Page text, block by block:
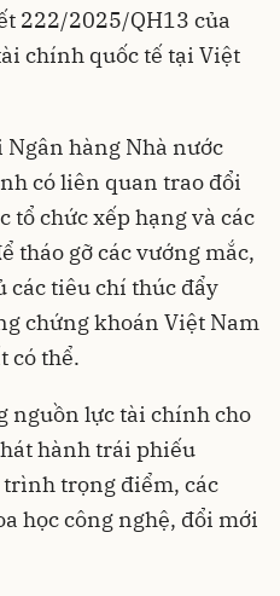
222/2025/QH13 của
chính quốc tế tại Việt
Ngân hàng Nhà nước
có liên quan trao đổi
tổ chức xếp hạng và các
tháo gỡ các vướng mắc,
các tiêu chí thúc đẩy
chứng khoán Việt Nam
có thể.
nguồn lực tài chính cho
hành trái phiếu
trình trọng điểm, các
học công nghệ, đổi mới